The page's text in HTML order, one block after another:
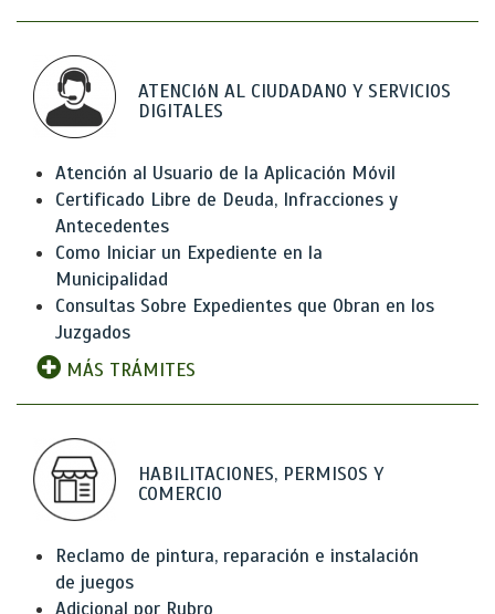
ATENCIóN AL CIUDADANO Y SERVICIOS
DIGITALES
Atención al Usuario de la Aplicación Móvil
Certificado Libre de Deuda, Infracciones y
Antecedentes
Como Iniciar un Expediente en la
Municipalidad
Consultas Sobre Expedientes que Obran en los
Juzgados
MÁS TRÁMITES
HABILITACIONES, PERMISOS Y
COMERCIO
Reclamo de pintura, reparación e instalación
de juegos
Adicional por Rubro